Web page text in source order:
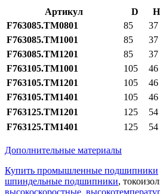
Артикул D H
F763085.TM0801
85 37
F763085.TM1001
85 37
F763085.TM1201
85 37
F763105.TM1001
105 46
F763105.TM1201
105 46
F763105.TM1401
105 46
F763125.TM1201
125 54
F763125.TM1401
125 54
Дополнительные материалы
Купить промышленные подшипники
шпиндельные подшипники,
высокоскоростные